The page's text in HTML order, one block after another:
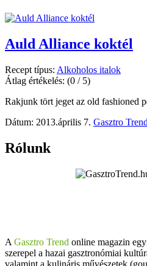
Auld Alliance koktél
Recept típus: Alkoholos italok
Átlag értékelés: (0 / 5)
Rakjunk tört jeget az old fashioned
Dátum: 2013.április 7. Gasztro Trend
Rólunk
A Gasztro Trend online magazin
szerepel a hazai gasztronómiai
valamint a kulináris művészetek